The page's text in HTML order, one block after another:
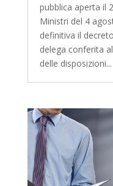
pubblica aperta il
Ministri del 4
definitiva il
delega conferita
delle disposizioni...